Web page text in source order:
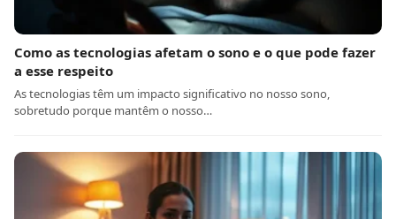
Como as tecnologias afetam o sono e o que pode fazer
a esse respeito
As tecnologias têm um impacto significativo no nosso sono,
sobretudo porque mantêm o nosso…